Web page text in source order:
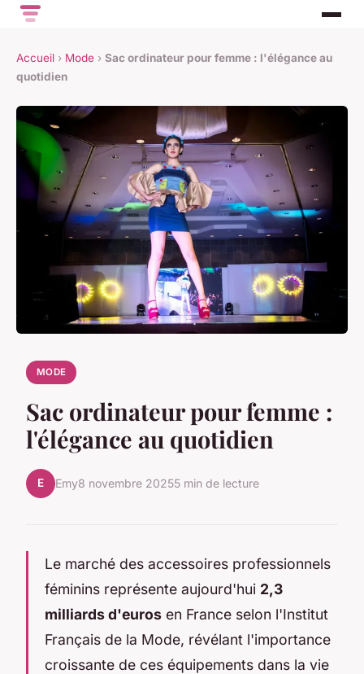
Accueil › Mode › Sac ordinateur pour femme : l'élégance au
quotidien
MODE
Sac ordinateur pour femme :
l'élégance au quotidien
E Emy8 novembre 20255 min de lecture
Le marché des accessoires professionnels
féminins représente aujourd'hui 2,3
milliards d'euros en France selon l'Institut
Français de la Mode, révélant l'importance
croissante de ces équipements dans la vie